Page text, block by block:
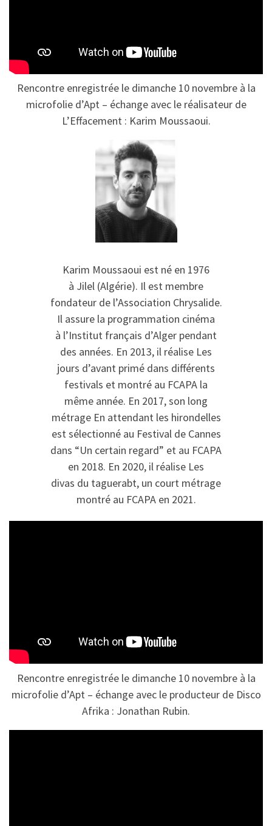
Rencontre enregistrée le dimanche 10 novembre à la
microfolie d’Apt – échange avec le réalisateur de
L’Effacement : Karim Moussaoui.
Karim Moussaoui est né en 1976
à Jilel (Algérie). Il est membre
fondateur de l’Association Chrysalide.
Il assure la programmation cinéma
à l’Institut français d’Alger pendant
des années. En 2013, il réalise Les
jours d’avant primé dans différents
festivals et montré au FCAPA la
même année. En 2017, son long
métrage En attendant les hirondelles
est sélectionné au Festival de Cannes
dans “Un certain regard” et au FCAPA
en 2018. En 2020, il réalise Les
divas du taguerabt, un court métrage
montré au FCAPA en 2021.
Rencontre enregistrée le dimanche 10 novembre à la
microfolie d’Apt – échange avec le producteur de Disco
Afrika : Jonathan Rubin.